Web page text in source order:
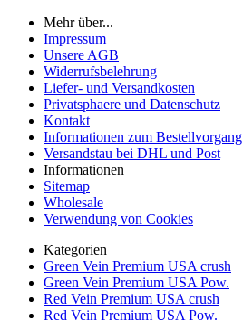
Mehr über...
Impressum
Unsere AGB
Widerrufsbelehrung
Liefer- und Versandkosten
Privatsphaere und Datenschutz
Kontakt
Informationen zum Bestellvorgang
Versandstau bei DHL und Post
Informationen
Sitemap
Wholesale
Verwendung von Cookies
Kategorien
Green Vein Premium USA crush
Green Vein Premium USA Pow.
Red Vein Premium USA crush
Red Vein Premium USA Pow.